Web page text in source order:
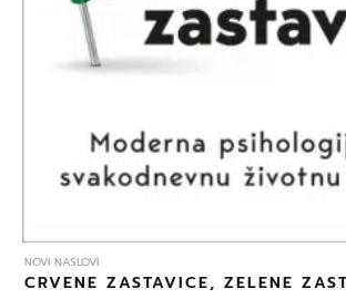
NOVI NASLOVI
CRVENE ZASTAVICE, ZELENE